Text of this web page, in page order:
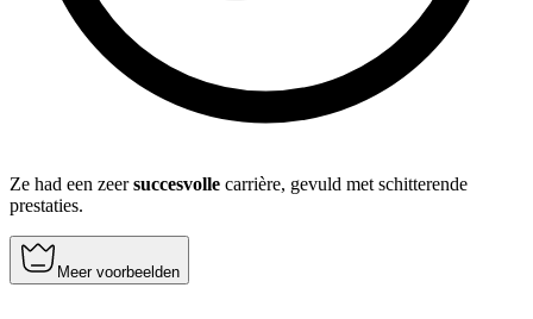
Ze had een zeersuccesvolle carrière, gevuld met schitterende
prestaties.
Meer voorbeelden